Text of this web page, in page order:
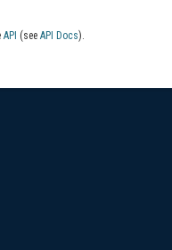
API (see API Docs).